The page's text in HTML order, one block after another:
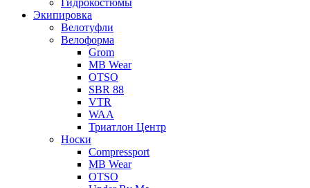
Гидрокостюмы
Экипировка
Велотуфли
Велоформа
Grom
MB Wear
OTSO
SBR 88
VTR
WAA
Триатлон Центр
Носки
Compressport
MB Wear
OTSO